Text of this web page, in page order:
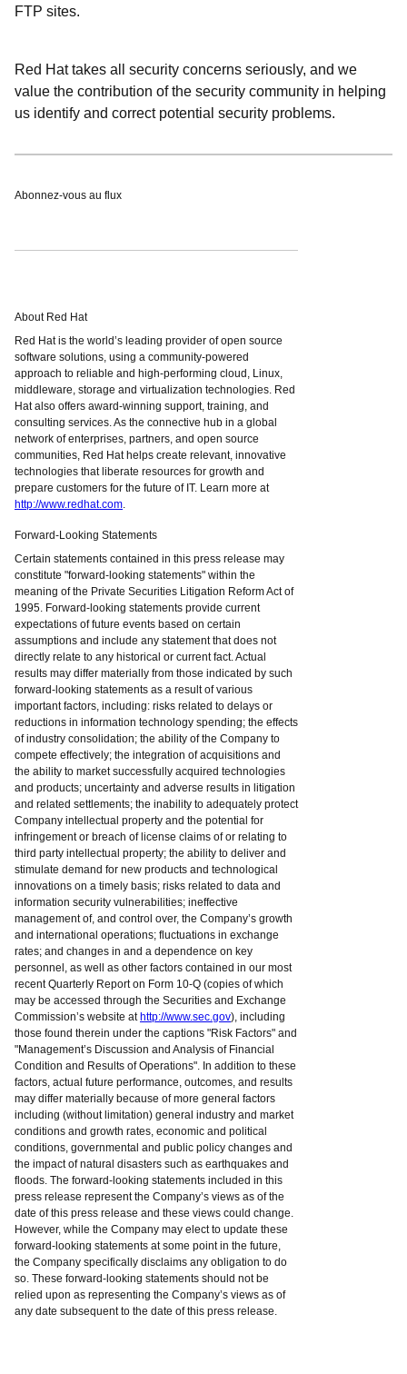
FTP sites.
Red Hat takes all security concerns seriously, and we
value the contribution of the security community in helping
us identify and correct potential security problems.
Abonnez-vous au flux
About Red Hat
Red Hat is the world’s leading provider of open source
software solutions, using a community-powered
approach to reliable and high-performing cloud, Linux,
middleware, storage and virtualization technologies. Red
Hat also offers award-winning support, training, and
consulting services. As the connective hub in a global
network of enterprises, partners, and open source
communities, Red Hat helps create relevant, innovative
technologies that liberate resources for growth and
prepare customers for the future of IT. Learn more at
http://www.redhat.com.
Forward-Looking Statements
Certain statements contained in this press release may
constitute "forward-looking statements" within the
meaning of the Private Securities Litigation Reform Act of
1995. Forward-looking statements provide current
expectations of future events based on certain
assumptions and include any statement that does not
directly relate to any historical or current fact. Actual
results may differ materially from those indicated by such
forward-looking statements as a result of various
important factors, including: risks related to delays or
reductions in information technology spending; the effects
of industry consolidation; the ability of the Company to
compete effectively; the integration of acquisitions and
the ability to market successfully acquired technologies
and products; uncertainty and adverse results in litigation
and related settlements; the inability to adequately protect
Company intellectual property and the potential for
infringement or breach of license claims of or relating to
third party intellectual property; the ability to deliver and
stimulate demand for new products and technological
innovations on a timely basis; risks related to data and
information security vulnerabilities; ineffective
management of, and control over, the Company’s growth
and international operations; fluctuations in exchange
rates; and changes in and a dependence on key
personnel, as well as other factors contained in our most
recent Quarterly Report on Form 10-Q (copies of which
may be accessed through the Securities and Exchange
Commission’s website at http://www.sec.gov), including
those found therein under the captions "Risk Factors" and
"Management’s Discussion and Analysis of Financial
Condition and Results of Operations". In addition to these
factors, actual future performance, outcomes, and results
may differ materially because of more general factors
including (without limitation) general industry and market
conditions and growth rates, economic and political
conditions, governmental and public policy changes and
the impact of natural disasters such as earthquakes and
floods. The forward-looking statements included in this
press release represent the Company’s views as of the
date of this press release and these views could change.
However, while the Company may elect to update these
forward-looking statements at some point in the future,
the Company specifically disclaims any obligation to do
so. These forward-looking statements should not be
relied upon as representing the Company’s views as of
any date subsequent to the date of this press release.